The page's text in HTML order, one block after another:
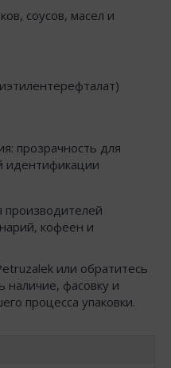
соусов, масел и
прозрачность для
идентификации
производителей
кофеен и
или обратитесь
наличие, фасовку и
процесса упаковки.